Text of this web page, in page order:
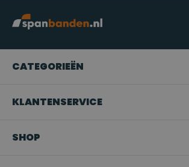
CATEGORIEËN
KLANTENSERVICE
SHOP